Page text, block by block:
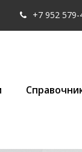
+7 952 579-